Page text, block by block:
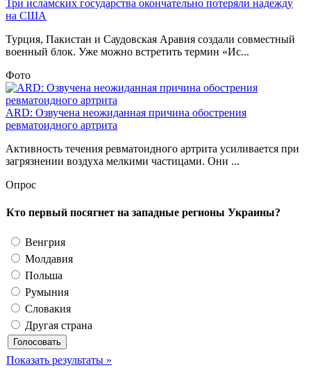
Три исламских государства окончательно потеряли надежду
на США
Турция, Пакистан и Саудовская Аравия создали совместный
военный блок. Уже можно встретить термин «Ис...
Фото
ARD: Озвучена неожиданная причина обострения
ревматоидного артрита
Активность течения ревматоидного артрита усиливается при
загрязнении воздуха мелкими частицами. Они ...
Опрос
Кто первый посягнет на западные регионы Украины?
Венгрия
Молдавия
Польша
Румыния
Словакия
Другая страна
Показать результаты »